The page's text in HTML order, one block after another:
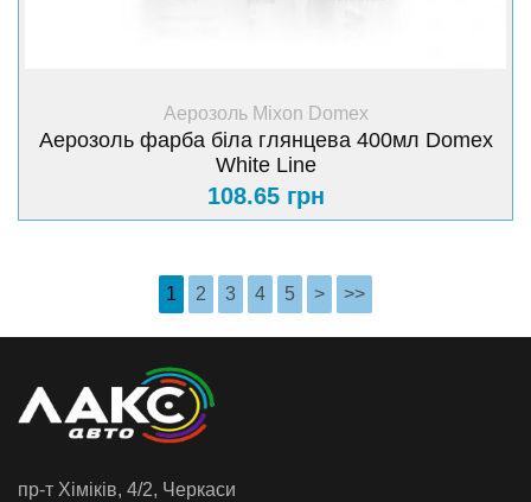
+ Купити
Аерозоль Mixon Domex
Аерозоль фарба біла глянцева 400мл Domex
White Line
108.65 грн
1 2 3 4 5 > >>
пр-т Хiмiкiв, 4/2, Черкаси